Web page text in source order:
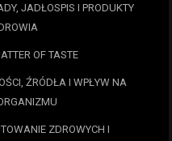
JADŁOSPIS I PRODUKTY
OF TASTE
ŹRÓDŁA I WPŁYW NA
ZDROWYCH I